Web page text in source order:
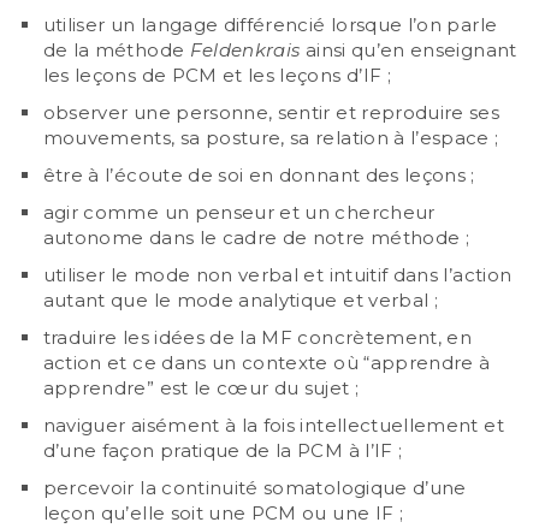
utiliser un langage différencié lorsque l’on parle
de la méthode Feldenkrais ainsi qu’en enseignant
les leçons de PCM et les leçons d’IF ;
observer une personne, sentir et reproduire ses
mouvements, sa posture, sa relation à l’espace ;
être à l’écoute de soi en donnant des leçons ;
agir comme un penseur et un chercheur
autonome dans le cadre de notre méthode ;
utiliser le mode non verbal et intuitif dans l’action
autant que le mode analytique et verbal ;
traduire les idées de la MF concrètement, en
action et ce dans un contexte où “apprendre à
apprendre” est le cœur du sujet ;
naviguer aisément à la fois intellectuellement et
d’une façon pratique de la PCM à l’IF ;
percevoir la continuité somatologique d’une
leçon qu’elle soit une PCM ou une IF ;